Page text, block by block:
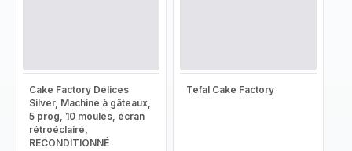
Cake Factory Délices
Silver, Machine à gâteaux,
5 prog, 10 moules, écran
rétroéclairé,
RECONDITIONNÉ
Tefal Cake Factory